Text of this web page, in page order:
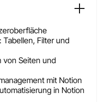
Filter und
von Seiten und
mit Notion
in Notion